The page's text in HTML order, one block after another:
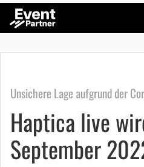
Unsichere Lage aufgrund der
Haptica live
September